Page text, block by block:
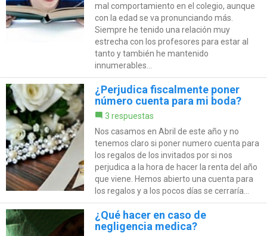
mal comportamiento en el colegio, aunque
con la edad se va pronunciando más.
Siempre he tenido una relación muy
estrecha con los profesores para estar al
tanto y también he mantenido
innumerables...
¿Perjudica fiscalmente poner
número cuenta para mi boda?
3 respuestas
Nos casamos en Abril de este año y no
tenemos claro si poner numero cuenta para
los regalos de los invitados por si nos
perjudica a la hora de hacer la renta del año
que viene. Hemos abierto una cuenta para
los regalos y a los pocos días se cerraría...
¿Qué hacer en caso de
negligencia medica?